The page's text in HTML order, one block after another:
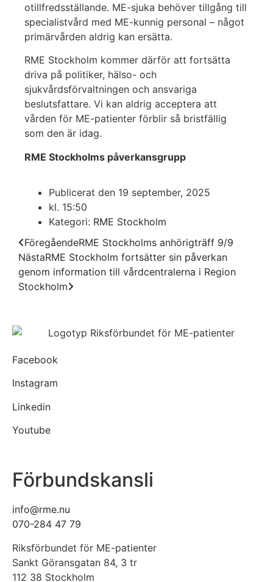
otillfredsställande. ME-sjuka behöver tillgång till
specialistvård med ME-kunnig personal – något
primärvården aldrig kan ersätta.
RME Stockholm kommer därför att fortsätta
driva på politiker, hälso- och
sjukvårdsförvaltningen och ansvariga
beslutsfattare. Vi kan aldrig acceptera att
vården för ME-patienter förblir så bristfällig
som den är idag.
RME Stockholms påverkansgrupp
Publicerat den 19 september, 2025
kl. 15:50
Kategori: RME Stockholm
FöregåendeRME Stockholms anhörigträff 9/9
NästaRME Stockholm fortsätter sin påverkan
genom information till vårdcentralerna i Region
Stockholm
Facebook
Instagram
Linkedin
Youtube
Förbundskansli
info@rme.nu
070-284 47 79
Riksförbundet för ME-patienter
Sankt Göransgatan 84, 3 tr
112 38 Stockholm